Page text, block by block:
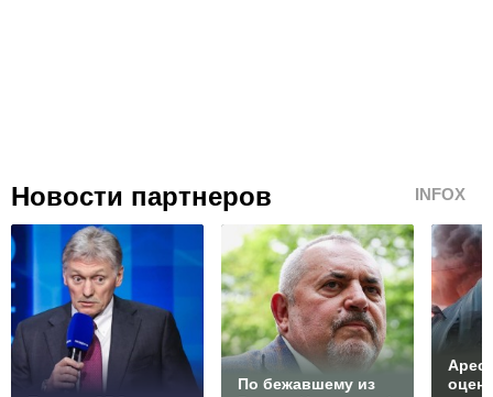
Новости партнеров INFOX
По бежавшему из